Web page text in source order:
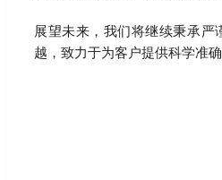
展望未来，我们将继续秉承严
越，致力于为客户提供科学准